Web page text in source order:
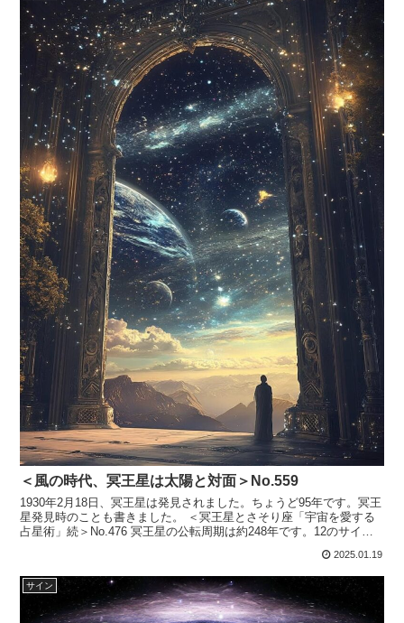
＜風の時代、冥王星は太陽と対面＞No.559
1930年2月18日、冥王星は発見されました。ちょうど95年です。冥王
星発見時のことも書きました。 ＜冥王星とさそり座「宇宙を愛する
占星術」続＞No.476 冥王星の公転周期は約248年です。12のサイン
2025.01.19
サイン